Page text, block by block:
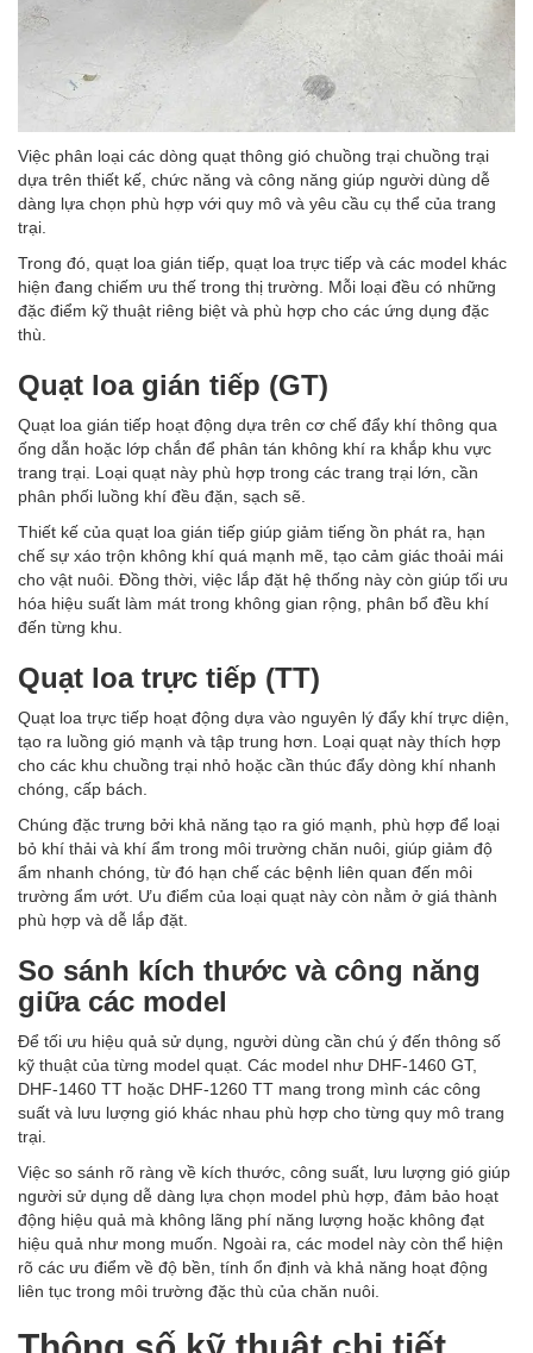
Việc phân loại các dòng quạt thông gió chuồng trại chuồng trại
dựa trên thiết kế, chức năng và công năng giúp người dùng dễ
dàng lựa chọn phù hợp với quy mô và yêu cầu cụ thể của trang
trại.
Trong đó, quạt loa gián tiếp, quạt loa trực tiếp và các model khác
hiện đang chiếm ưu thế trong thị trường. Mỗi loại đều có những
đặc điểm kỹ thuật riêng biệt và phù hợp cho các ứng dụng đặc
thù.
Quạt loa gián tiếp (GT)
Quạt loa gián tiếp hoạt động dựa trên cơ chế đẩy khí thông qua
ống dẫn hoặc lớp chắn để phân tán không khí ra khắp khu vực
trang trại. Loại quạt này phù hợp trong các trang trại lớn, cần
phân phối luồng khí đều đặn, sạch sẽ.
Thiết kế của quạt loa gián tiếp giúp giảm tiếng ồn phát ra, hạn
chế sự xáo trộn không khí quá mạnh mẽ, tạo cảm giác thoải mái
cho vật nuôi. Đồng thời, việc lắp đặt hệ thống này còn giúp tối ưu
hóa hiệu suất làm mát trong không gian rộng, phân bổ đều khí
đến từng khu.
Quạt loa trực tiếp (TT)
Quạt loa trực tiếp hoạt động dựa vào nguyên lý đẩy khí trực diện,
tạo ra luồng gió mạnh và tập trung hơn. Loại quạt này thích hợp
cho các khu chuồng trại nhỏ hoặc cần thúc đẩy dòng khí nhanh
chóng, cấp bách.
Chúng đặc trưng bởi khả năng tạo ra gió mạnh, phù hợp để loại
bỏ khí thải và khí ẩm trong môi trường chăn nuôi, giúp giảm độ
ẩm nhanh chóng, từ đó hạn chế các bệnh liên quan đến môi
trường ẩm ướt. Ưu điểm của loại quạt này còn nằm ở giá thành
phù hợp và dễ lắp đặt.
So sánh kích thước và công năng
giữa các model
Để tối ưu hiệu quả sử dụng, người dùng cần chú ý đến thông số
kỹ thuật của từng model quạt. Các model như DHF-1460 GT,
DHF-1460 TT hoặc DHF-1260 TT mang trong mình các công
suất và lưu lượng gió khác nhau phù hợp cho từng quy mô trang
trại.
Việc so sánh rõ ràng về kích thước, công suất, lưu lượng gió giúp
người sử dụng dễ dàng lựa chọn model phù hợp, đảm bảo hoạt
động hiệu quả mà không lãng phí năng lượng hoặc không đạt
hiệu quả như mong muốn. Ngoài ra, các model này còn thể hiện
rõ các ưu điểm về độ bền, tính ổn định và khả năng hoạt động
liên tục trong môi trường đặc thù của chăn nuôi.